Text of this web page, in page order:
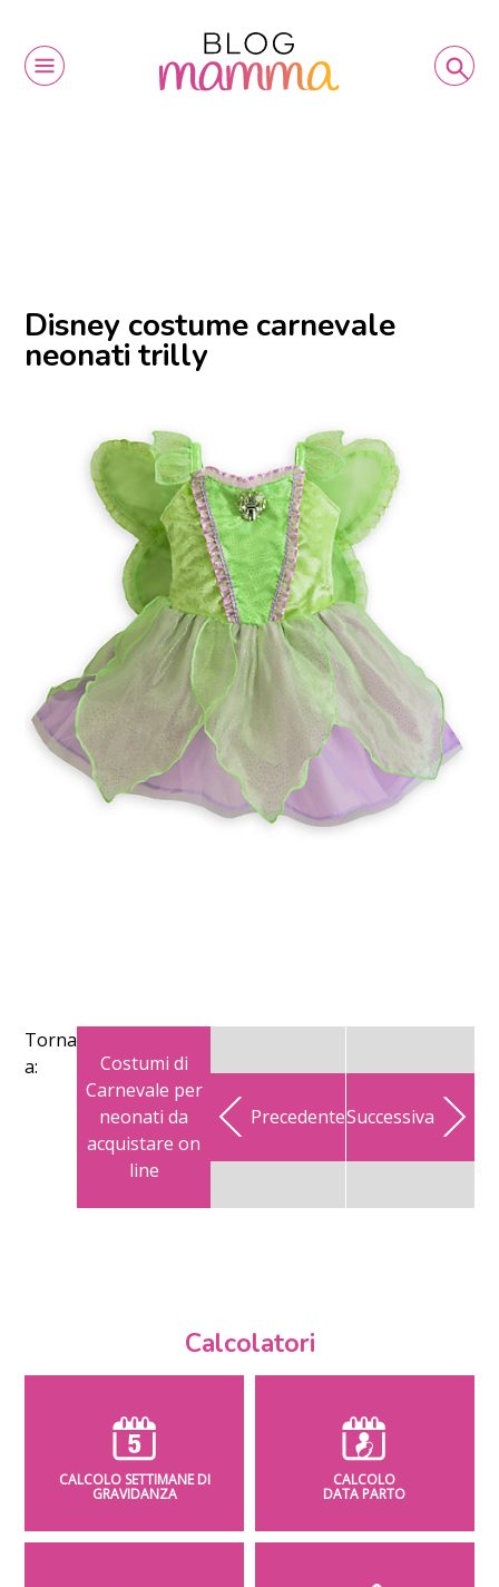
Disney costume carnevale
neonati trilly
Torna
a:
Costumi di
Carnevale per
neonati da
acquistare on
line
PrecedenteSuccessiva
Calcolatori
CALCOLO SETTIMANE DI
GRAVIDANZA
CALCOLO
DATA PARTO